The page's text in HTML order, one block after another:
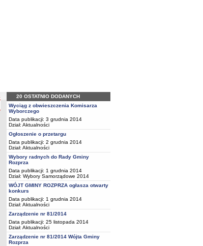
20 OSTATNIO DODANYCH
Wyciąg z obwieszczenia Komisarza
Wyborczego
Data publikacji: 3 grudnia 2014
Dział: Aktualności
Ogłoszenie o przetargu
Data publikacji: 2 grudnia 2014
Dział: Aktualności
Wybory radnych do Rady Gminy
Rozprza
Data publikacji: 1 grudnia 2014
Dział: Wybory Samorządowe 2014
WÓJT GMINY ROZPRZA ogłasza otwarty
konkurs
Data publikacji: 1 grudnia 2014
Dział: Aktualności
Zarządzenie nr 81/2014
Data publikacji: 25 listopada 2014
Dział: Aktualności
Zarządzenie nr 81/2014 Wójta Gminy
Rozprza